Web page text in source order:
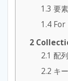
1.3 要
1.4 For
2
2.1 配
2.2 キ